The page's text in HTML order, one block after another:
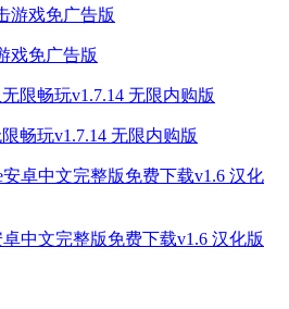
戏免广告版
畅玩v1.7.14 无限内购版
卓中文完整版免费下载v1.6 汉化版